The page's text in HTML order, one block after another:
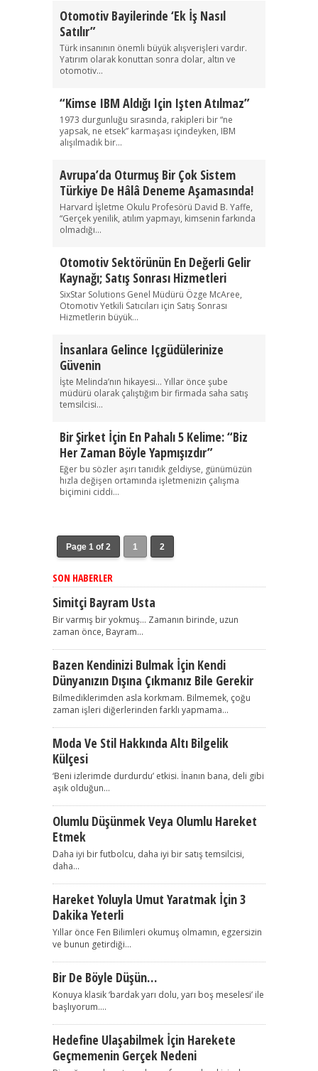
Otomotiv Bayilerinde ‘Ek İş Nasıl
Satılır”
Türk insanının önemli büyük alışverişleri vardır.
Yatırım olarak konuttan sonra dolar, altın ve
otomotiv...
“Kimse IBM Aldığı Için Işten Atılmaz”
1973 durgunluğu sırasında, rakipleri bir “ne
yapsak, ne etsek” karmaşası içindeyken, IBM
alışılmadık bir...
Avrupa’da Oturmuş Bir Çok Sistem
Türkiye De Hâlâ Deneme Aşamasında!
Harvard İşletme Okulu Profesörü David B. Yaffe,
“Gerçek yenilik, atılım yapmayı, kimsenin farkında
olmadığı...
Otomotiv Sektörünün En Değerli Gelir
Kaynağı; Satış Sonrası Hizmetleri
SixStar Solutions Genel Müdürü Özge McAree,
Otomotiv Yetkili Satıcıları için Satış Sonrası
Hizmetlerin büyük...
İnsanlara Gelince Içgüdülerinize
Güvenin
İşte Melinda’nın hikayesi… Yıllar önce şube
müdürü olarak çalıştığım bir firmada saha satış
temsilcisi...
Bir Şirket İçin En Pahalı 5 Kelime: “Biz
Her Zaman Böyle Yapmışızdır”
Eğer bu sözler aşırı tanıdık geldiyse, günümüzün
hızla değişen ortamında işletmenizin çalışma
biçimini ciddi...
Page 1 of 2 1 2
SON HABERLER
Simitçi Bayram Usta
Bir varmış bir yokmuş… Zamanın birinde, uzun
zaman önce, Bayram...
Bazen Kendinizi Bulmak İçin Kendi
Dünyanızın Dışına Çıkmanız Bile Gerekir
Bilmediklerimden asla korkmam. Bilmemek, çoğu
zaman işleri diğerlerinden farklı yapmama...
Moda Ve Stil Hakkında Altı Bilgelik
Külçesi
‘Beni izlerimde durdurdu’ etkisi. İnanın bana, deli gibi
aşık olduğun...
Olumlu Düşünmek Veya Olumlu Hareket
Etmek
Daha iyi bir futbolcu, daha iyi bir satış temsilcisi,
daha...
Hareket Yoluyla Umut Yaratmak İçin 3
Dakika Yeterli
Yıllar önce Fen Bilimleri okumuş olmamın, egzersizin
ve bunun getirdiği...
Bir De Böyle Düşün…
Konuya klasik ‘bardak yarı dolu, yarı boş meselesi’ ile
başlıyorum....
Hedefine Ulaşabilmek İçin Harekete
Geçmemenin Gerçek Nedeni